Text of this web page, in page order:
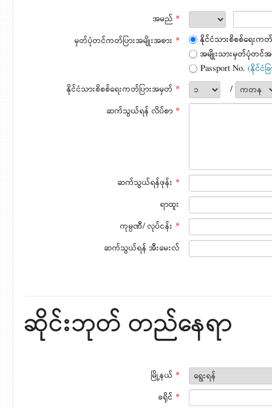
အမည် *
မှတ်ပုံတင်ကတ်ပြားအမျိုးအစား *
နိုင်ငံသားစိစစ်ရေးက
အမျိုးသားမှတ်ပုံတင်
Passport No. (နိုင်ငံခ
နိုင်ငံသားစိစစ်ရေးကတ်ပြားအမှတ် *
/
ဆက်သွယ်ရန် လိပ်စာ *
ဆက်သွယ်ရန်ဖုန်း *
ရာထူး
ကုမ္ပဏီ/ လုပ်ငန်း *
ဆက်သွယ်ရန် အီးမေးလ်
ဆိုင်းဘုတ် တည်နေရာ
မြို့နယ် *
ခရိုင် *